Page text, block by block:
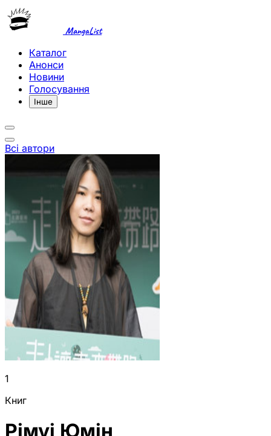
MangaList
Каталог
Анонси
Новини
Голосування
Інше
Всі автори
1
Книг
Рімуі Юмін